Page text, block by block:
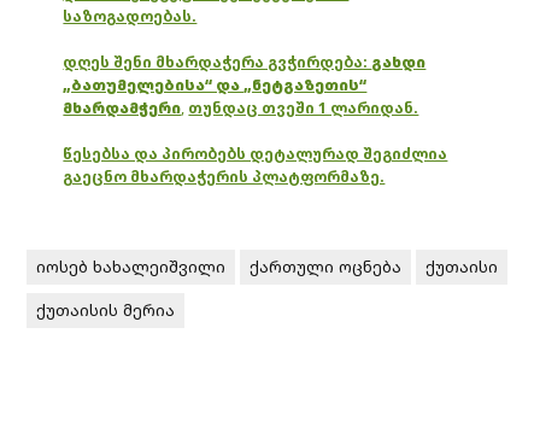
საზოგადოებას.
დღეს შენი მხარდაჭერა გვჭირდება: გახდი
„ბათუმელებისა“ და „ნეტგაზეთის“
მხარდამჭერი, თუნდაც თვეში 1 ლარიდან.
წესებსა და პირობებს დეტალურად შეგიძლია
გაეცნო მხარდაჭერის პლატფორმაზე.
იოსებ ხახალეიშვილი ქართული ოცნება
ქუთაისი
ქუთაისის მერია